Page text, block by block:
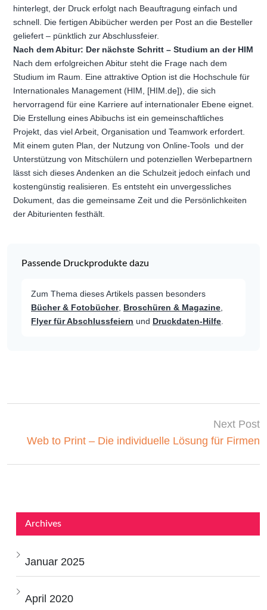
hinterlegt, der Druck erfolgt nach Beauftragung einfach und
schnell. Die fertigen Abibücher werden per Post an die Besteller
geliefert – pünktlich zur Abschlussfeier.
Nach dem Abitur: Der nächste Schritt – Studium an der HIM
Nach dem erfolgreichen Abitur steht die Frage nach dem
Studium im Raum. Eine attraktive Option ist die Hochschule für
Internationales Management (HIM, [HIM.de]), die sich
hervorragend für eine Karriere auf internationaler Ebene eignet.
Die Erstellung eines Abibuchs ist ein gemeinschaftliches
Projekt, das viel Arbeit, Organisation und Teamwork erfordert.
Mit einem guten Plan, der Nutzung von Online-Tools und der
Unterstützung von Mitschülern und potenziellen Werbepartnern
lässt sich dieses Andenken an die Schulzeit jedoch einfach und
kostengünstig realisieren. Es entsteht ein unvergessliches
Dokument, das die gemeinsame Zeit und die Persönlichkeiten
der Abiturienten festhält.
Passende Druckprodukte dazu
Zum Thema dieses Artikels passen besonders
Bücher & Fotobücher, Broschüren & Magazine
Flyer für Abschlussfeiern und Druckdaten-Hilfe
Next Post
Web to Print – Die individuelle Lösung für Firmen
Archives
Januar 2025
April 2020